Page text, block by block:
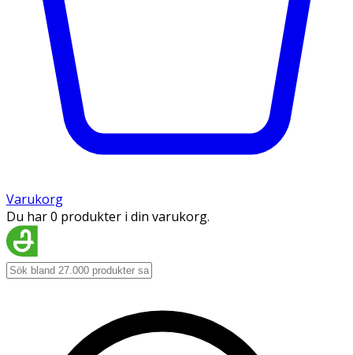
Varukorg
Du har 0 produkter i din varukorg.